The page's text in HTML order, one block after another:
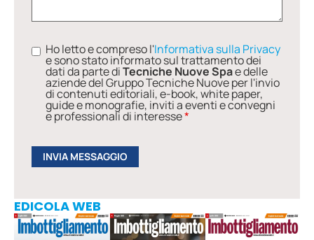
Ho letto e compreso l'Informativa sulla Privacy
e sono stato informato sul trattamento dei
dati da parte diTecniche Nuove Spae delle
aziende del Gruppo Tecniche Nuove per l'invio
di contenuti editoriali, e-book, white paper,
guide e monografie, inviti a eventi e convegni
e professionali di interesse*
EDICOLA WEB